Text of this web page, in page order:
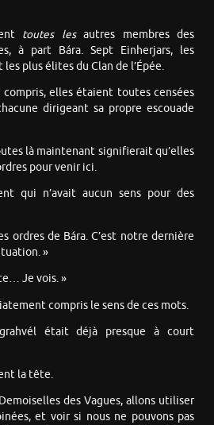
toutes les autres membres des
à part Bára. Sept Einherjars, les
plus élites du Clan de l’Épée.
compris, elles étaient toutes censées
dirigeant sa propre escouade
là maintenant signifierait qu’elles
pour venir ici.
qui n’avait aucun sens pour des
ordres de Bára. C’est notre dernière
»
Je vois. »
compris le sens de ces mots.
était déjà presque à court
la tête.
des Vagues, allons utiliser
et voir si nous ne pouvons pas